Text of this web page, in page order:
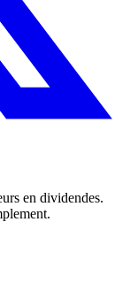
en dividendes.